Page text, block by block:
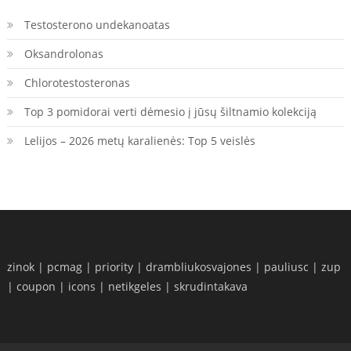
Testosterono undekanoatas
Oksandrolonas
Chlorotestosteronas
Top 3 pomidorai verti dėmesio į jūsų šiltnamio kolekciją
Lelijos – 2026 metų karalienės: Top 5 veislės
zinok | pcmag | priority |drambliukosvajones | pauliusc |zup
|coupon | icons | netikgeles |skrudintakava